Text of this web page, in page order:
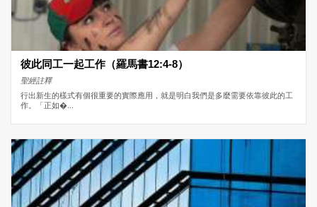
彼此同工一起工作（羅馬書12:4-8）
聖經註釋
行出新生的樣式有個很重要的實際應用，就是明白我們是多麼需要依靠彼此的工
作。「正如�...